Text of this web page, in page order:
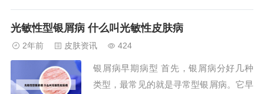
主要是指感染和应激，所谓感染是指上呼
足。银屑病发病原因比较复杂，病因尚未
明确。近年来...
光敏性型银屑病 什么叫光敏性皮肤病
2年前 皮肤资讯 424
银屑病早期病型 首先，银屑病分好几种
类型，最常见的就是寻常型银屑病。它早